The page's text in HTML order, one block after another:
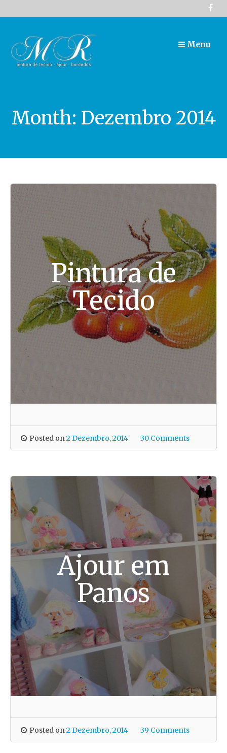
to
Menu
Month: Dezembro 2014
Pintura de
Tecido
Posted on 2 Dezembro, 2014 30 Comments
Ajour em
Panos
Posted on2 Dezembro, 2014 39 Comments